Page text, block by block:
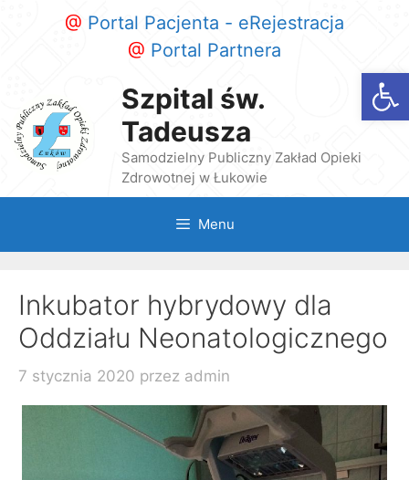
Przeskocz
@ Portal Pacjenta - eRejestracja
@ Portal Partnera
Szpital św.
Tadeusza
Samodzielny Publiczny Zakład Opieki
Zdrowotnej w Łukowie
Menu
Inkubator hybrydowy dla
Oddziału Neonatologicznego
7 stycznia 2020 przez admin